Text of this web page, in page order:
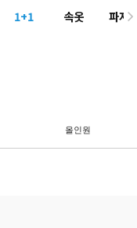
1+1 속옷
파자
올인원